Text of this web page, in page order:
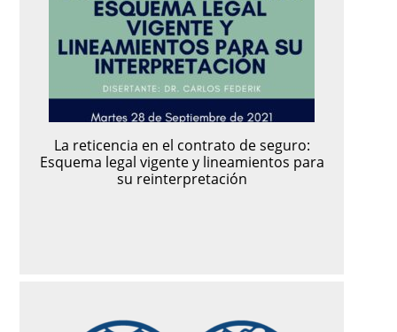
La reticencia en el contrato de seguro:
Esquema legal vigente y lineamientos para
su reinterpretación